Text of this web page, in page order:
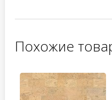
Похожие